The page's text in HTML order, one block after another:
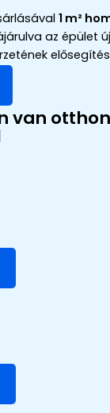
1 m²
az épület
van